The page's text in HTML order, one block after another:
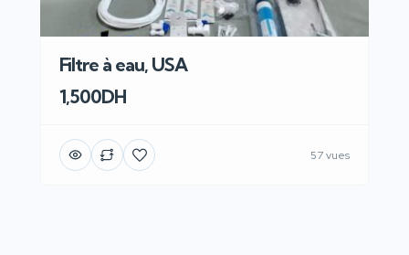
Filtre à eau, USA
1,500DH
57 vues